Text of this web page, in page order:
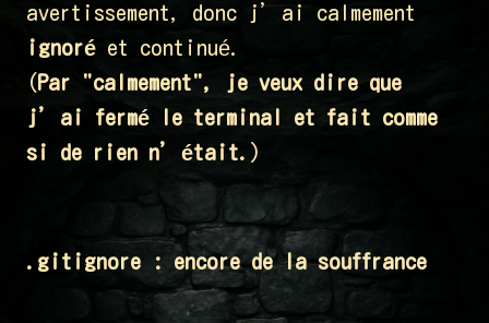
avertissement, donc j’ai calmement
ignoré et continué.
(Par "calmement", je veux dire que
j’ai fermé le terminal et fait comme
si de rien n’était. )
.gitignore : encore de la souffrance